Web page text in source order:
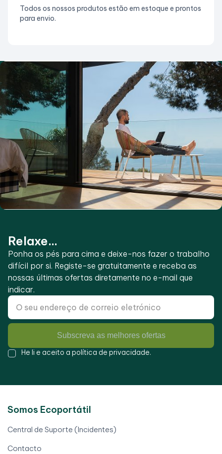
Todos os nossos produtos estão em estoque e prontos
para envio.
Relaxe...
Ponha os pés para cima e deixe-nos fazer o trabalho
difícil por si. Registe-se gratuitamente e receba as
nossas últimas ofertas diretamente no e-mail que
indicar.
Subscreva as melhores ofertas
He li e aceito a política de privacidade.
Somos Ecoportátil
Central de Suporte (Incidentes)
Contacto